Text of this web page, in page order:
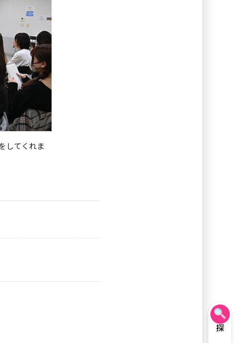
してくれま
探す